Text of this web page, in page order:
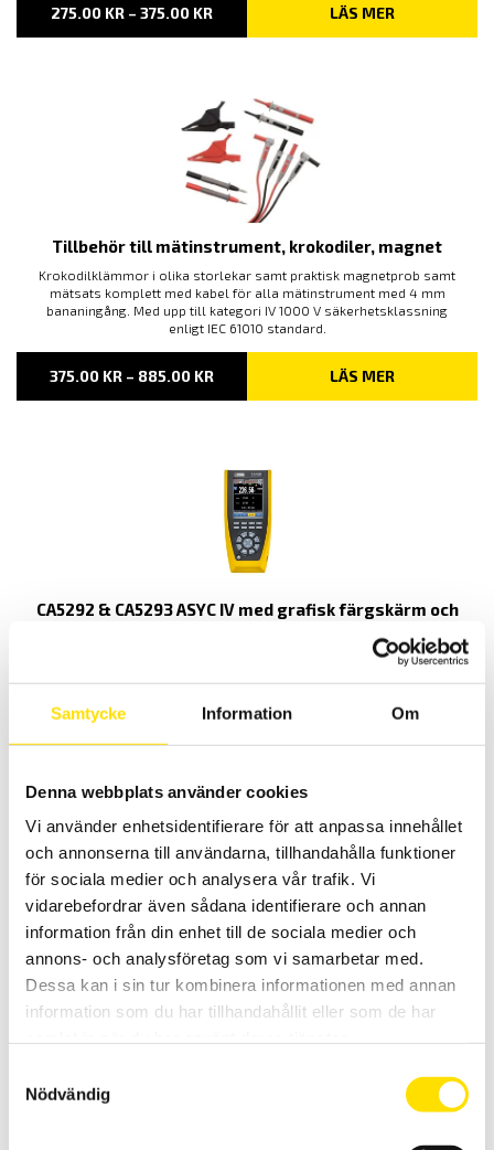
Samtycke Information Om
Denna webbplats använder cookies
Vi använder enhetsidentifierare för att anpassa innehållet
och annonserna till användarna, tillhandahålla funktioner
för sociala medier och analysera vår trafik. Vi
vidarebefordrar även sådana identifierare och annan
information från din enhet till de sociala medier och
annons- och analysföretag som vi samarbetar med.
Dessa kan i sin tur kombinera informationen med annan
information som du har tillhandahållit eller som de har
Nödvändig
275.00 KR – 375.00 KRPRISINTERVALL:
TILL
LÄS MER
Tillbehör till mätinstrument, krokodiler, magnet
Krokodilklämmor i olika storlekar samt praktisk magnetprob samt
mätsats komplett med kabel för alla mätinstrument med 4 mm
bananingång. Med upp till kategori IV 1000 V säkerhetsklassning
enligt IEC 61010 standard.
375.00 KR – 885.00 KRPRISINTERVALL:
TILL
LÄS MER
CA5292 & CA5293 ASYC IV med grafisk färgskärm och
100 000 siffrors med lägsta mätosäkerhet riktiga AC+DC TRMS
funktioner som grafisk färgskärm med loggerfunktion och
8,590.00 KR
9,390.00 KR
Säkringar till CA5011
Säkringar till Chauvin-Arnoux analog-digital multimeter CA5011.
615.00